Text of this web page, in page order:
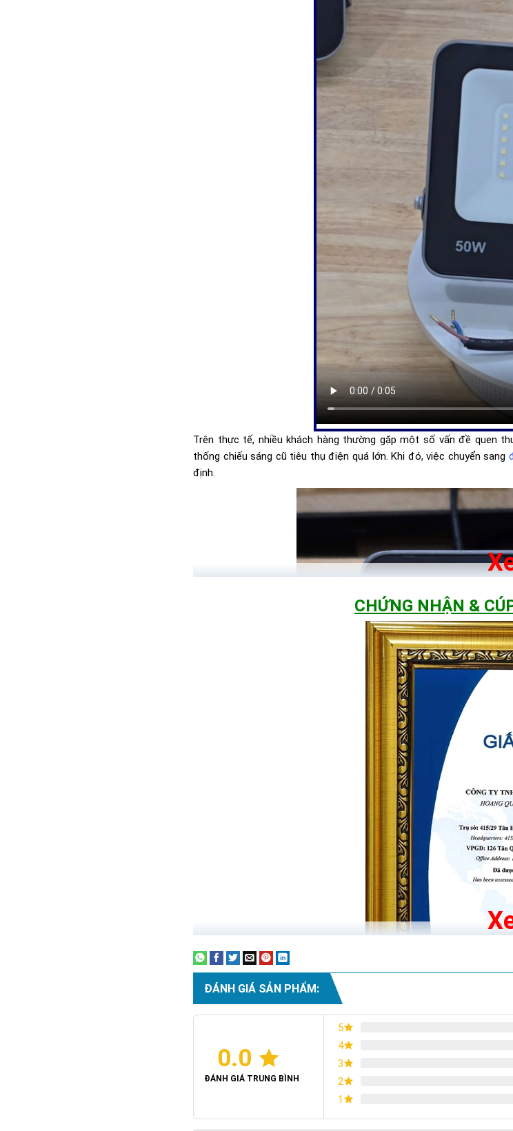
Trên thực tế, nhiều khách hàng thường gặp một số vấn đề quen
thống chiếu sáng cũ tiêu thụ điện quá lớn. Khi đó, việc chuyển sang
định.
Thông số kỹ thuật đèn pha LED 50W
Thông số
Công suất
Lumiled (Philips) SMD 2835
CHỨNG NHẬN &
ĐÁNH GIÁ SẢN PHẨM:
0.0
ĐÁNH GIÁ TRUNG BÌNH
5
4
3
2
1